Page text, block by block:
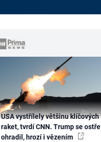
USA vystřílely většinu klíčových
raket, tvrdí CNN. Trump se ostře
ohradil, hrozí i vězením